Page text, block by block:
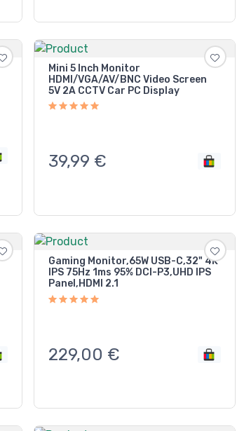
Mini 5 Inch Monitor
HDMI/VGA/AV/BNC Video Screen
5V 2A CCTV Car PC Display
39,99 €
Gaming Monitor,65W USB-C,32" 4K
IPS 75Hz 1ms 95% DCI-P3,UHD IPS
Panel,HDMI 2.1
229,00 €